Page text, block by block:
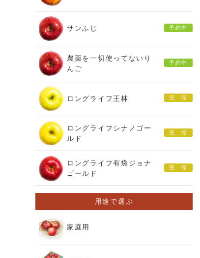
サンふじ
農薬を一切使ってないり
んご
ロングライフ王林
ロングライフシナノゴー
ルド
ロングライフ有袋ジョナ
ゴールド
用途で選ぶ
家庭用